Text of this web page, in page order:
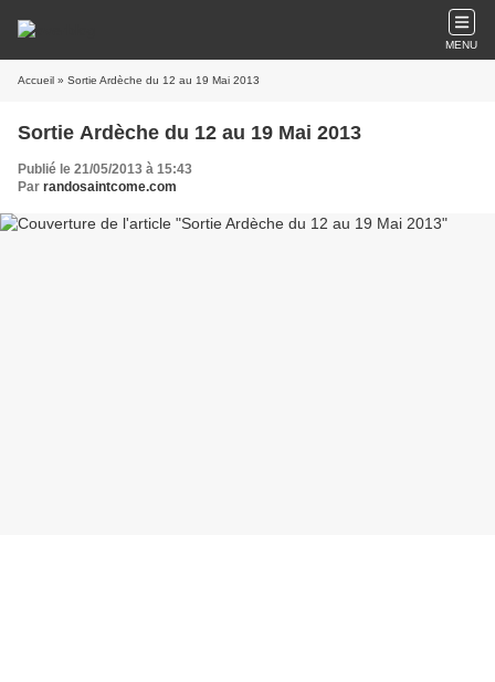
MENU
Accueil » Sortie Ardèche du 12 au 19 Mai 2013
Sortie Ardèche du 12 au 19 Mai 2013
Publié le 21/05/2013 à 15:43
Par randosaintcome.com